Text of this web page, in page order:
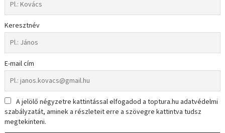
Keresztnév
E-mail cím
A jelölő négyzetre kattintással elfogadod a toptura.hu adatvédelmi
szabályzatát, aminek a részleteit erre a szövegre kattintva tudsz
megtekinteni.